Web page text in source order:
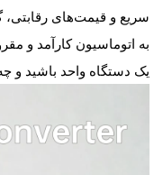
سریع و قیمت‌های رقابتی،
به اتوماسیون کارآمد و
یک دستگاه واحد باشید و